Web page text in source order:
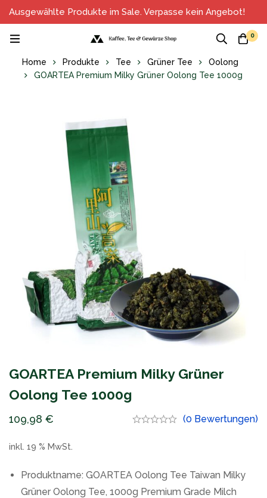
Ausgewählte Produkte im Sale. Verpasse kein Angebot!
0
Home Produkte Tee Grüner Tee
Oolong
GOARTEA Premium Milky Grüner Oolong Tee 1000g
GOARTEA Premium Milky Grüner
Oolong Tee 1000g
109,98 € (0 Bewertungen)
inkl. 19 % MwSt.
Produktname: GOARTEA Oolong Tee Taiwan Milky
Grüner Oolong Tee, 1000g Premium Grade Milch